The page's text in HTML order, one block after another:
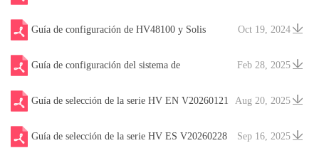
Oct 19, 2024
Guía de configuración de HV48100 y Solis
Feb 28, 2025
Guía de configuración del sistema de
monitorización en línea HV48100 Solarman Aug 20, 2025
Guía de selección de la serie HV EN V20260121
Sep 16, 2025
Guía de selección de la serie HV ES V20260228